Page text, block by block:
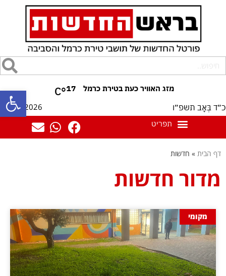
פתח 17
°C
כ״ד בְּאָב תשפ״ו 07/08/2026
דף הבית » חדשות
מדור חדשות
מקומי